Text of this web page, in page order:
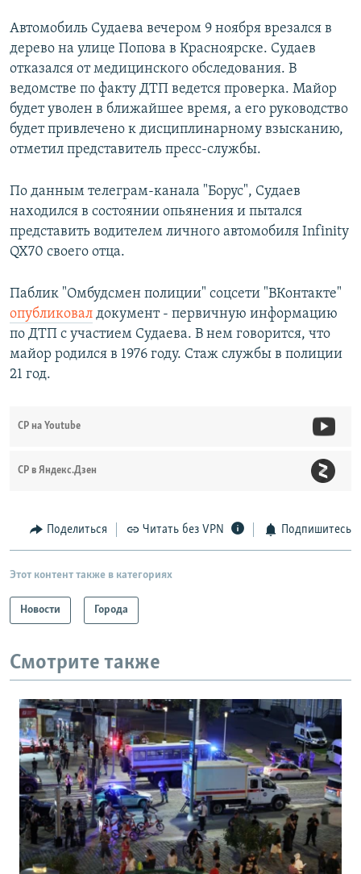
Автомобиль Судаева вечером 9 ноября врезался в
дерево на улице Попова в Красноярске. Судаев
отказался от медицинского обследования. В
ведомстве по факту ДТП ведется проверка. Майор
будет уволен в ближайшее время, а его руководство
будет привлечено к дисциплинарному взысканию,
отметил представитель пресс-службы.
По данным телеграм-канала "Борус", Судаев
находился в состоянии опьянения и пытался
представить водителем личного автомобиля Infinity
QX70 своего отца.
Паблик "Омбудсмен полиции" соцсети "ВКонтакте"
опубликовал документ - первичную информацию
по ДТП с участием Судаева. В нем говорится, что
майор родился в 1976 году. Стаж службы в полиции
21 год.
СР на Youtube
СР в Яндекс.Дзен
Поделиться Читать без VPN Подпишитесь
Этот контент также в категориях
Новости Города
Смотрите также